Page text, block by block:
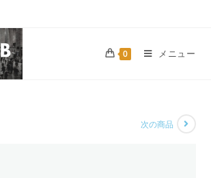
0 メニュー
次の商品